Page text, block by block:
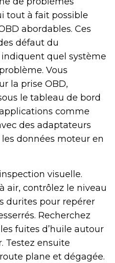
tout à fait possible
abordables. Ces
défaut du
quel système
Vous
la prise OBD,
le tableau de bord
comme
des adaptateurs
données moteur en
visuelle.
air, contrôlez le niveau
durites pour repérer
Recherchez
fuites d’huile autour
Testez ensuite
plane et dégagée.